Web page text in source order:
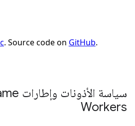
Workers